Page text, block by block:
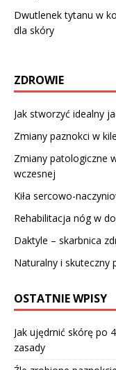
Dwutlenek tytanu w
dla skóry
ZDROWIE
Jak stworzyć idealny
Zmiany paznokci w kile
Zmiany patologiczne
wczesnej
Kiła sercowo-
Rehabilitacja nóg w
Daktyle – skarbnica
Naturalny i skuteczny
OSTATNIE WPISY
Jak ujędrnić skórę po
zasady